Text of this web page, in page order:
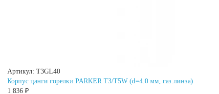
Артикул: T3GL40
Корпус цанги горелки PARKER T3/T5W (d=4.0 мм, газ.линза)
1 836 ₽